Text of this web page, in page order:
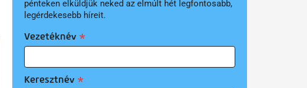
pénteken elküldjük neked az elmúlt hét legfontosabb,
legérdekesebb híreit.
Vezetéknév
Keresztnév